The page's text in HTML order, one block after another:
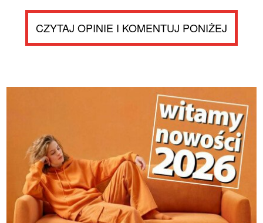
CZYTAJ OPINIE I KOMENTUJ PONIŻEJ